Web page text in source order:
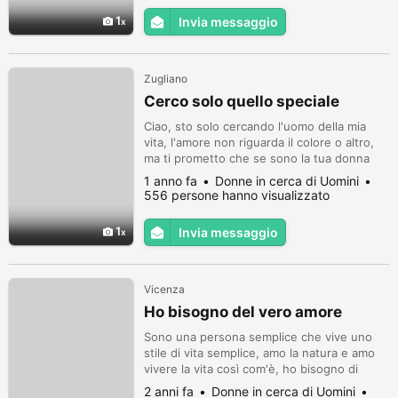
1 Invia messaggio
1
Zugliano
Cerco solo quello speciale
Ciao, sto solo cercando l'uomo della mia
vita, l'amore non riguarda il colore o altro,
ma ti prometto che se sono la tua donna
sarò leale e scommetto che sarai orgogliosa
di avermi per tutta la vita, come hai visto
nella mia foto sulla pubblicità sono naturale,
prima di tutto una bellezza nera e sono
orgogliosa Se sai di non essere una
1 anno fa
Donne in cerca di Uomini
556 persone hanno visualizzato
Invia messaggio
Vicenza
Ho bisogno del vero amore
Sono una persona semplice che vive uno
stile di vita semplice, amo la natura e amo
vivere la vita così com'è, ho bisogno di
un'anima gemella, qualcuno che amerò con
2 anni fa
Donne in cerca di Uomini